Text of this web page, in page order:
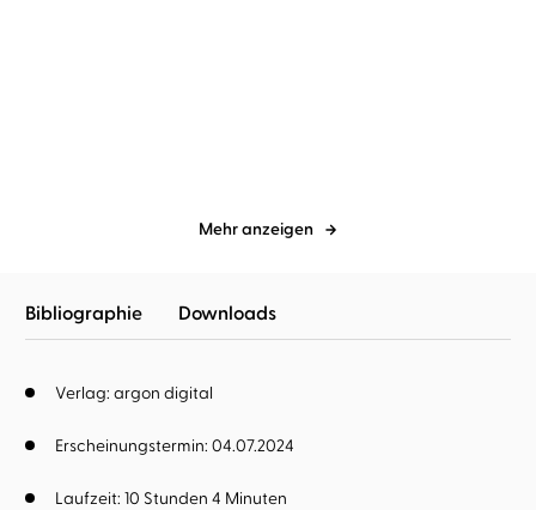
Mehr anzeigen
Bibliographie Downloads
Verlag: argon digital
Erscheinungstermin: 04.07.2024
Laufzeit: 10 Stunden 4 Minuten